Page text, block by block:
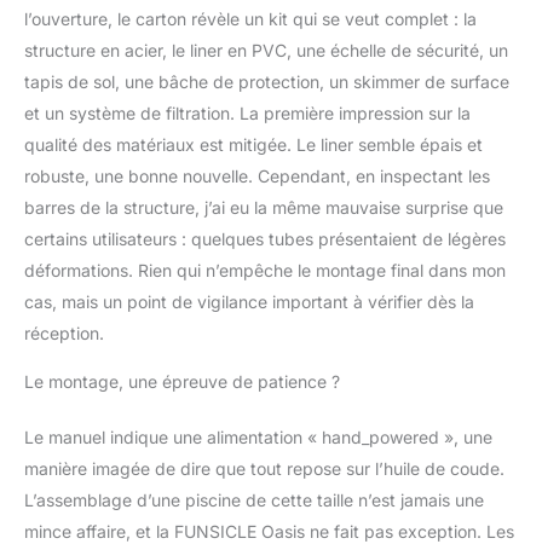
l’ouverture, le carton révèle un kit qui se veut complet : la
structure en acier, le liner en PVC, une échelle de sécurité, un
tapis de sol, une bâche de protection, un skimmer de surface
et un système de filtration. La première impression sur la
qualité des matériaux est mitigée. Le liner semble épais et
robuste, une bonne nouvelle. Cependant, en inspectant les
barres de la structure, j’ai eu la même mauvaise surprise que
certains utilisateurs : quelques tubes présentaient de légères
déformations. Rien qui n’empêche le montage final dans mon
cas, mais un point de vigilance important à vérifier dès la
réception.
Le montage, une épreuve de patience ?
Le manuel indique une alimentation « hand_powered », une
manière imagée de dire que tout repose sur l’huile de coude.
L’assemblage d’une piscine de cette taille n’est jamais une
mince affaire, et la FUNSICLE Oasis ne fait pas exception. Les